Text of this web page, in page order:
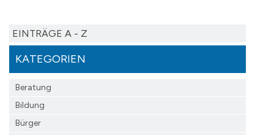
EINTRÄGE A - Z
KATEGORIEN
Beratung
Bildung
Bürger